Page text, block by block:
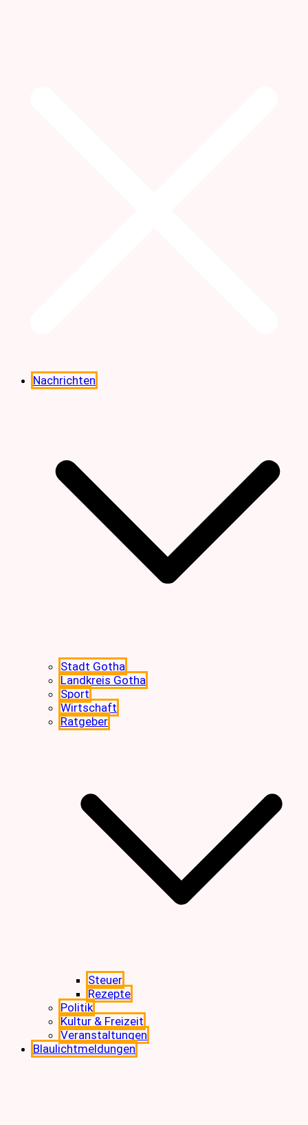
Nachrichten
Stadt Gotha
Landkreis Gotha
Sport
Wirtschaft
Ratgeber
Steuer
Rezepte
Politik
Kultur & Freizeit
Veranstaltungen
Blaulichtmeldungen